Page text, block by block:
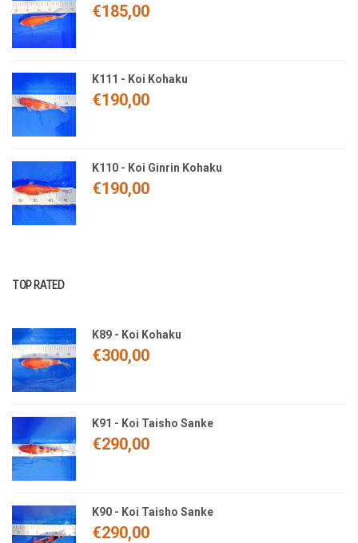
€185,00
K111 - Koi Kohaku
€190,00
K110 - Koi Ginrin Kohaku
€190,00
TOP RATED
K89 - Koi Kohaku
€300,00
K91 - Koi Taisho Sanke
€290,00
K90 - Koi Taisho Sanke
€290,00